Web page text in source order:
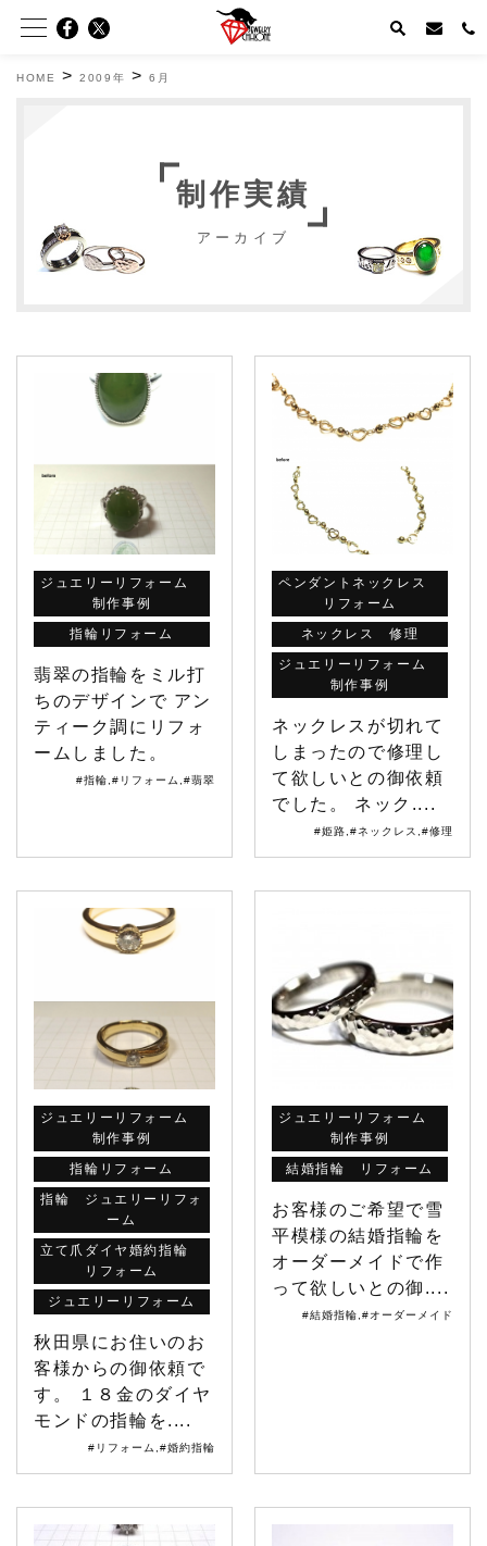
HOME >2009年 >6月
制作実績
アーカイブ
ジュエリーリフォーム
制作事例
指輪リフォーム
翡翠の指輪をミル打
ちのデザインで アン
ティーク調にリフォ
ームしました。
#指輪 #リフォーム #翡翠
ペンダントネックレス
リフォーム
ネックレス 修理
ジュエリーリフォーム
制作事例
ネックレスが切れて
しまったので修理し
て欲しいとの御依頼
でした。 ネック....
#姫路 #ネックレス #修理
ジュエリーリフォーム
制作事例
指輪リフォーム
指輪 ジュエリーリフォ
ーム
立て爪ダイヤ婚約指輪
リフォーム
ジュエリーリフォーム
秋田県にお住いのお
客様からの御依頼で
す。 １８金のダイヤ
モンドの指輪を....
#リフォーム #婚約指輪
ジュエリーリフォーム
制作事例
結婚指輪 リフォーム
お客様のご希望で雪
平模様の結婚指輪を
オーダーメイドで作
って欲しいとの御....
#結婚指輪 #オーダーメイド